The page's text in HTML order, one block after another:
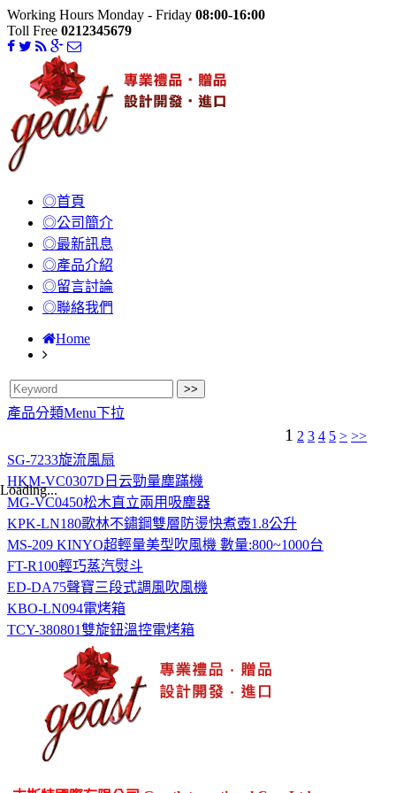
Working Hours Monday - Friday 08:00-16:00
Toll Free 0212345679
◎首頁
◎公司簡介
◎最新訊息
◎產品介紹
◎留言討論
◎聯絡我們
Home
產品分類Menu下拉
1 2 3 4 5 > >>
SG-7233旋流風扇
HKM-VC0307D日云勁量塵蹣機
MG-VC0450松木直立兩用吸塵器
KPK-LN180歌林不鏽鋼雙層防燙快煮壺1.8公升
MS-209 KINYO超輕量美型吹風機 數量:800~1000台
FT-R100輕巧蒸汽熨斗
ED-DA75聲寶三段式調風吹風機
KBO-LN094電烤箱
TCY-380801雙旋鈕溫控電烤箱
Loading...